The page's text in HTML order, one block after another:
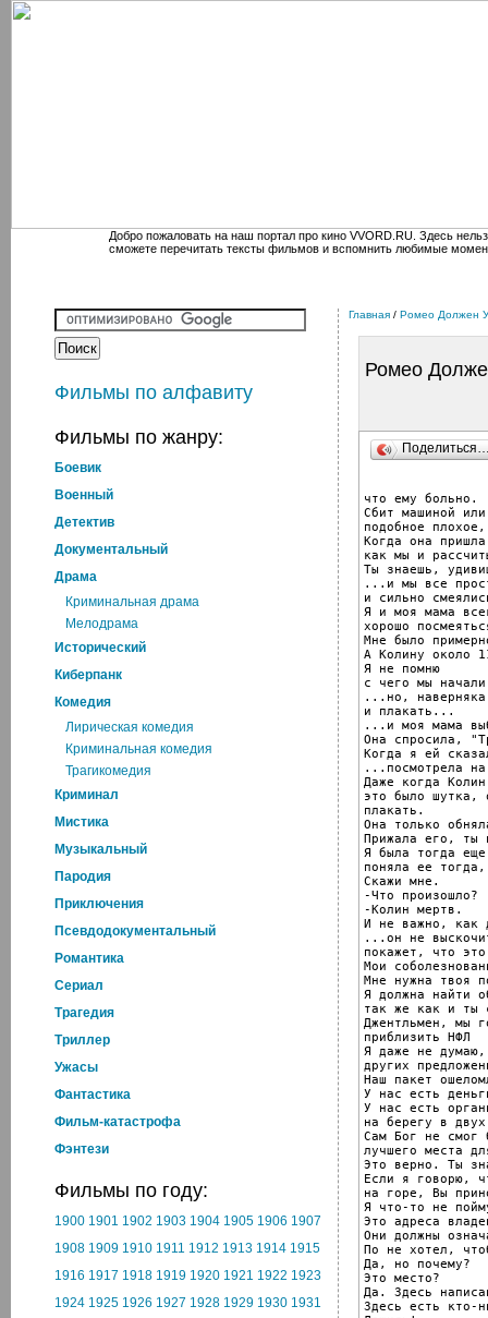
Добро пожаловать на наш портал про кино VVORD.RU. Здесь
сможете перечитать тексты фильмов и вспомнить любимые
Фильмы по алфавиту
Фильмы по жанру:
Боевик
Военный
Детектив
Документальный
Драма
Криминальная драма
Мелодрама
Исторический
Киберпанк
Комедия
Лирическая комедия
Криминальная комедия
Трагикомедия
Криминал
Мистика
Музыкальный
Пародия
Приключения
Псевдодокументальный
Романтика
Cериал
Трагедия
Триллер
Ужасы
Фантастика
Фильм-катастрофа
Фэнтези
Фильмы по году:
1900 1901 1902 1903 1904 1905 1906 1907
1908 1909 1910 1911 1912 1913 1914 1915
1916 1917 1918 1919 1920 1921 1922 1923
1924 1925 1926 1927 1928 1929 1930 1931
Главная / Ромео Должен
Ромео
что ему больно.
Сбит машиной
подобное
Когда она
как мы и
Ты знаешь,
...и мы все
и сильно
Я и моя мама
хорошо
Мне было
А Колину около
Я не помню
с чего мы
...но,
и плакать...
...и моя мама
Она спросила,
Когда я ей
...посмотрела
Даже когда
это было шутка,
плакать.
Она только
Прижала его, ты
Я была тогда
поняла ее
Скажи мне.
-Что произошло?
-Колин мертв.
И не важно, как
...он не
покажет, что
Мои
Мне нужна твоя
Я должна найти
так же как и ты
Джентльмен, мы
приблизить НФЛ
Я даже не
других
Наш пакет
У нас есть
У нас есть
на берегу в
Сам Бог не смог
лучшего места
Это верно. Ты
Если я говорю,
на горе, Вы
Я что-то не
Это адреса
Они должны
По не хотел,
Да, но почему?
Это место?
Да. Здесь
Здесь есть кто-